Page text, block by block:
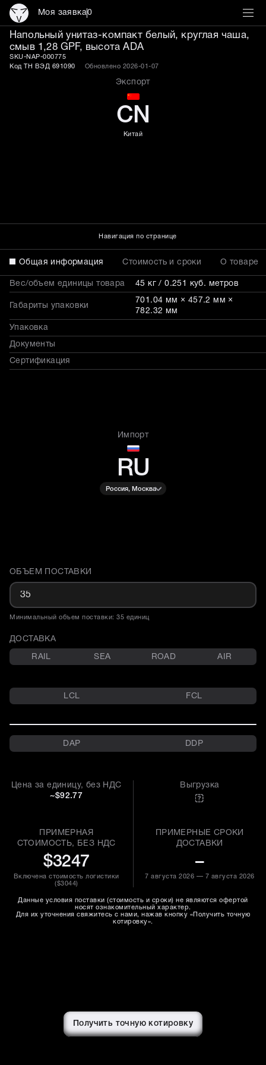
Моя заявка0
Напольный унитаз-
Напольный унитаз-компакт белый, круглая чаша,
смыв 1,28 GPF, высота ADA
SKU-NAP-000775
Код ТН ВЭД 691090
Обновлено 2026-01-07
Экспорт
CN
Китай
Навигация по странице
Общая информация Стоимость и сроки О товаре
Вес/объем единицы товара 45 кг / 0.251 куб. метров
Габариты упаковки
701.04 мм × 457.2 мм ×
782.32 мм
Упаковка
Документы
Сертификация
Импорт
RU
Россия, Москва
Доставка и объем поставки
ОБЪЕМ ПОСТАВКИ
Минимальный объем поставки: 35 единиц
ДОСТАВКА
RAIL SEA ROAD AIR
LCL FCL
DAP DDP
Цена за единицу, без НДС
~$92.77
ПРИМЕРНАЯ
СТОИМОСТЬ, БЕЗ НДС
$3247
Включена стоимость логистики
($3044)
Выгрузка
ПРИМЕРНЫЕ СРОКИ
ДОСТАВКИ
–
7 августа 2026 — 7 августа 2026
Данные условия поставки (стоимость и сроки) не являются офертой
носят ознакомительный характер.
Для их уточнения свяжитесь с нами, нажав кнопку «Получить точную
котировку».
Получить точную котировку